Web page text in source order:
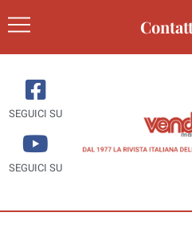
SEGUICI SU
SEGUICI SU